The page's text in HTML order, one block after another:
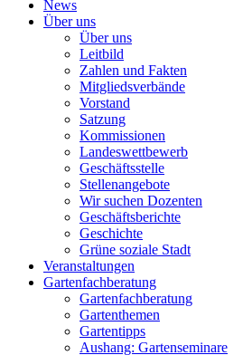
News
Über uns
Über uns
Leitbild
Zahlen und Fakten
Mitgliedsverbände
Vorstand
Satzung
Kommissionen
Landeswettbewerb
Geschäftsstelle
Stellenangebote
Wir suchen Dozenten
Geschäftsberichte
Geschichte
Grüne soziale Stadt
Veranstaltungen
Gartenfachberatung
Gartenfachberatung
Gartenthemen
Gartentipps
Aushang: Gartenseminare